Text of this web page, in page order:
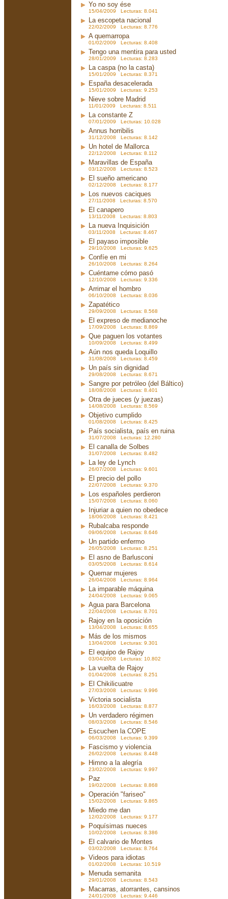
Yo no soy ése
15/04/2009 Lecturas: 8.041
La escopeta nacional
22/02/2009 Lecturas: 8.776
A quemarropa
01/02/2009 Lecturas: 8.408
Tengo una mentira para usted
28/01/2009 Lecturas: 8.283
La caspa (no la casta)
15/01/2009 Lecturas: 8.371
España desacelerada
15/01/2009 Lecturas: 9.253
Nieve sobre Madrid
11/01/2009 Lecturas: 8.511
La constante Z
07/01/2009 Lecturas: 10.028
Annus horribilis
31/12/2008 Lecturas: 8.142
Un hotel de Mallorca
22/12/2008 Lecturas: 8.112
Maravillas de España
03/12/2008 Lecturas: 8.523
El sueño americano
02/12/2008 Lecturas: 8.177
Los nuevos caciques
27/11/2008 Lecturas: 8.570
El canapero
13/11/2008 Lecturas: 8.803
La nueva Inquisición
03/11/2008 Lecturas: 8.467
El payaso imposible
29/10/2008 Lecturas: 9.625
Confíe en mi
26/10/2008 Lecturas: 8.264
Cuéntame cómo pasó
12/10/2008 Lecturas: 9.336
Arrimar el hombro
06/10/2008 Lecturas: 8.036
Zapatético
29/09/2008 Lecturas: 8.568
El expreso de medianoche
17/09/2008 Lecturas: 8.869
Que paguen los votantes
10/09/2008 Lecturas: 8.499
Aún nos queda Loquillo
31/08/2008 Lecturas: 8.459
Un país sin dignidad
29/08/2008 Lecturas: 8.671
Sangre por petróleo (del Báltico)
18/08/2008 Lecturas: 8.401
Otra de jueces (y juezas)
14/08/2008 Lecturas: 8.569
Objetivo cumplido
01/08/2008 Lecturas: 8.425
País socialista, país en ruina
31/07/2008 Lecturas: 12.280
El canalla de Solbes
31/07/2008 Lecturas: 8.482
La ley de Lynch
26/07/2008 Lecturas: 9.601
El precio del pollo
22/07/2008 Lecturas: 9.370
Los españoles perdieron
15/07/2008 Lecturas: 8.060
Injuriar a quien no obedece
18/06/2008 Lecturas: 8.421
Rubalcaba responde
09/06/2008 Lecturas: 8.646
Un partido enfermo
26/05/2008 Lecturas: 8.251
El asno de Barlusconi
03/05/2008 Lecturas: 8.614
Quemar mujeres
26/04/2008 Lecturas: 8.964
La imparable máquina
24/04/2008 Lecturas: 9.065
Agua para Barcelona
22/04/2008 Lecturas: 8.701
Rajoy en la oposición
13/04/2008 Lecturas: 8.655
Más de los mismos
13/04/2008 Lecturas: 9.301
El equipo de Rajoy
03/04/2008 Lecturas: 10.802
La vuelta de Rajoy
01/04/2008 Lecturas: 8.251
El Chikilicuatre
27/03/2008 Lecturas: 9.996
Victoria socialista
16/03/2008 Lecturas: 8.877
Un verdadero régimen
08/03/2008 Lecturas: 8.546
Escuchen la COPE
06/03/2008 Lecturas: 9.399
Fascismo y violencia
26/02/2008 Lecturas: 8.448
Himno a la alegría
23/02/2008 Lecturas: 9.997
Paz
19/02/2008 Lecturas: 8.868
Operación "fariseo"
15/02/2008 Lecturas: 9.865
Miedo me dan
12/02/2008 Lecturas: 9.177
Poquísimas nueces
10/02/2008 Lecturas: 8.386
El calvario de Montes
03/02/2008 Lecturas: 8.764
Videos para idiotas
01/02/2008 Lecturas: 10.519
Menuda semanita
29/01/2008 Lecturas: 8.543
Macarras, atorrantes, cansinos
24/01/2008 Lecturas: 9.446